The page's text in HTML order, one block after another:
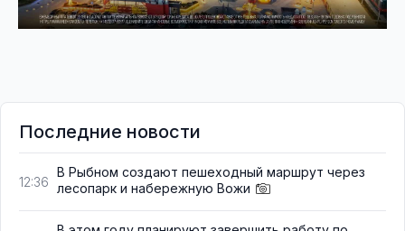
Последние новости
12:36
В Рыбном создают пешеходный маршрут через
лесопарк и набережную Вожи